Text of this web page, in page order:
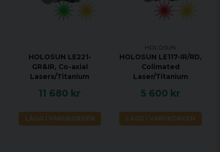
HOLOSUN LE221-
GR&IR, Co-axial
Lasers/Titanium
11 680 kr
LÄGG I VARUKORGEN
HOLOSUN
HOLOSUN LE117-IR/RD,
Colimated
Laser/Titanium
5 600 kr
LÄGG I VARUKORGEN